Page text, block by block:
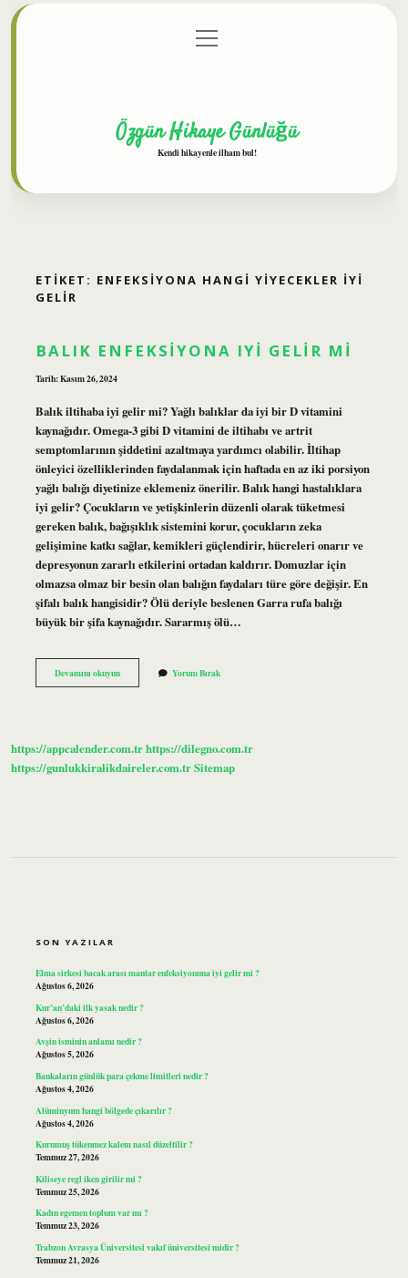
Gizlilik Politikası
menüyü
aç
Özgün Hikaye Günlüğü
Kendi hikayenle ilham bul!
ETIKET: ENFEKSIYONA HANGI YIYECEKLER IYI
GELIR
BALIK ENFEKSIYONA IYI GELIR MI
Tarih: Kasım 26, 2024
Balık iltihaba iyi gelir mi? Yağlı balıklar da iyi bir D vitamini
kaynağıdır. Omega-3 gibi D vitamini de iltihabı ve artrit
semptomlarının şiddetini azaltmaya yardımcı olabilir. İltihap
önleyici özelliklerinden faydalanmak için haftada en az iki porsiyon
yağlı balığı diyetinize eklemeniz önerilir. Balık hangi hastalıklara
iyi gelir? Çocukların ve yetişkinlerin düzenli olarak tüketmesi
gereken balık, bağışıklık sistemini korur, çocukların zeka
gelişimine katkı sağlar, kemikleri güçlendirir, hücreleri onarır ve
depresyonun zararlı etkilerini ortadan kaldırır. Domuzlar için
olmazsa olmaz bir besin olan balığın faydaları türe göre değişir. En
şifalı balık hangisidir? Ölü deriyle beslenen Garra rufa balığı
büyük bir şifa kaynağıdır. Sararmış ölü…
Devamını okuyunBalık
Enfeksiyona
Yorum Bırak
https://appcalender.com.trhttps://dilegno.com.tr
https://gunlukkiralikdaireler.com.trSitemap
SON YAZILAR
Elma sirkesi bacak arası mantar enfeksiyonuna iyi gelir mi ?
Ağustos 6, 2026
Kur’an’daki ilk yasak nedir ?
Ağustos 6, 2026
Avşin isminin anlamı nedir ?
Ağustos 5, 2026
Bankaların günlük para çekme limitleri nedir ?
Ağustos 4, 2026
Alüminyum hangi bölgede çıkarılır ?
Ağustos 4, 2026
Kurumuş tükenmez kalem nasıl düzeltilir ?
Temmuz 27, 2026
Kiliseye regl iken girilir mi ?
Temmuz 25, 2026
Kadın egemen toplum var mı ?
Temmuz 23, 2026
Trabzon Avrasya Üniversitesi vakıf üniversitesi midir ?
Temmuz 21, 2026